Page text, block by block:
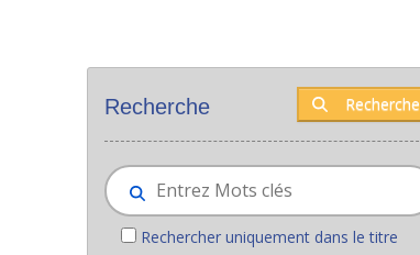
Recherche Recherche
Rechercher uniquement dans le titre